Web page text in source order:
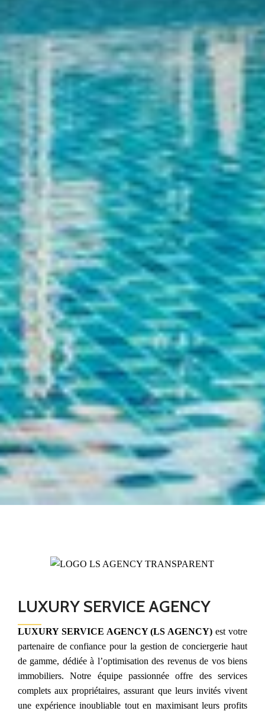
LUXURY SERVICE AGENCY
LUXURY SERVICE AGENCY (LS AGENCY) est votre
partenaire de confiance pour la gestion de conciergerie haut
de gamme, dédiée à l’optimisation des revenus de vos biens
immobiliers. Notre équipe passionnée offre des services
complets aux propriétaires, assurant que leurs invités vivent
une expérience inoubliable tout en maximisant leurs profits